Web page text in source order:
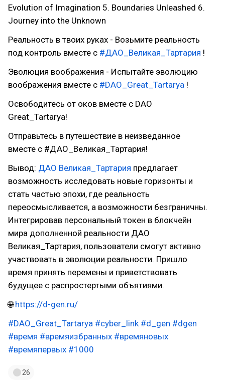
Evolution of Imagination 5. Boundaries Unleashed 6.
Journey into the Unknown
Реальность в твоих руках - Возьмите реальность
под контроль вместе с #ДАО_Великая_Тартария !
Эволюция воображения - Испытайте эволюцию
воображения вместе с #DAO_Great_Tartaryа !
Освободитесь от оков вместе с DAO
Great_Tartaryа!
Отправьтесь в путешествие в неизведанное
вместе с #ДАО_Великая_Тартария!
Вывод: ДАО Великая_Тартария предлагает
возможность исследовать новые горизонты и
стать частью эпохи, где реальность
переосмысливается, а возможности безграничны.
Интегрировав персональный токен в блокчейн
мира дополненной реальности ДАО
Великая_Тартария, пользователи смогут активно
участвовать в эволюции реальности. Пришло
время принять перемены и приветствовать
будущее с распростертыми объятиями.
🌐https://d-gen.ru/
#DAO_Great_Tartaryа #cyber_link #d_gen #dgen
#время #времяизбранных #времяновых
#времяпервых #1000
26